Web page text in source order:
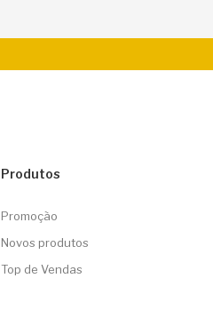
Produtos
Promoção
Novos produtos
Top de Vendas